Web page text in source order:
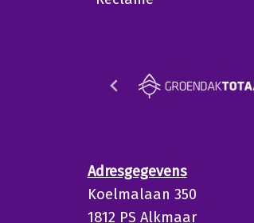
Adresgegevens
Koelmalaan 350
1812 PS Alkmaar